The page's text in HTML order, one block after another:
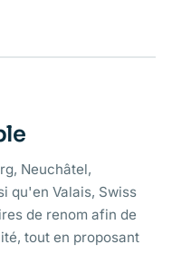
Neuchâtel,
qu'en Valais, Swiss
de renom afin de
tout en proposant